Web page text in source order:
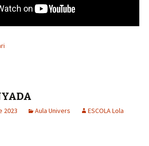
2023 Aula Univers
ESCOLA Lola